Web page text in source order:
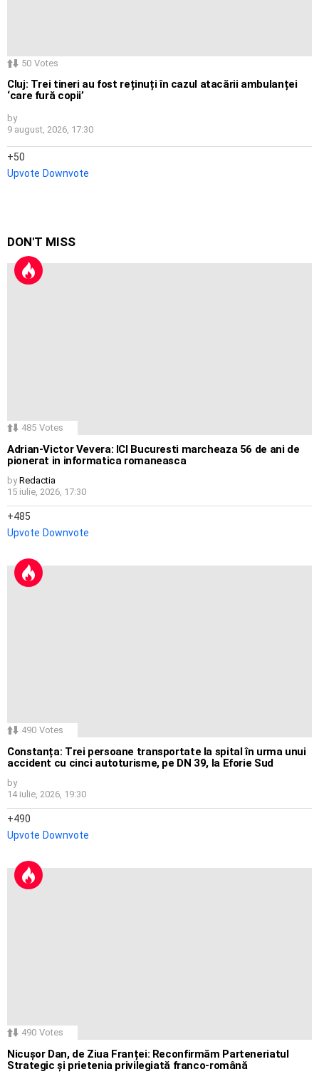
50 Votes
Cluj: Trei tineri au fost reținuți în cazul atacării ambulanței
‘care fură copii’
by
9 august, 2026, 17:30
50
Upvote Downvote
DON'T MISS
485 Votes
Adrian-Victor Vevera: ICI Bucuresti marcheaza 56 de ani de
pionerat in informatica romaneasca
by Redactia
15 iulie, 2026, 17:30
485
Upvote Downvote
490 Votes
Constanța: Trei persoane transportate la spital în urma unui
accident cu cinci autoturisme, pe DN 39, la Eforie Sud
by
14 iulie, 2026, 19:30
490
Upvote Downvote
490 Votes
Nicușor Dan, de Ziua Franței: Reconfirmăm Parteneriatul
Strategic și prietenia privilegiată franco-română